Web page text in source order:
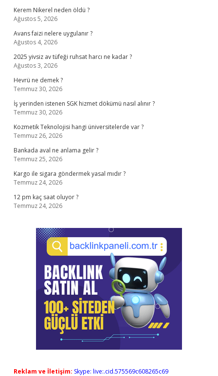
Kerem Nikerel neden öldü ?
Ağustos 5, 2026
Avans faizi nelere uygulanır ?
Ağustos 4, 2026
2025 yivsiz av tüfeği ruhsat harcı ne kadar ?
Ağustos 3, 2026
Hevrü ne demek ?
Temmuz 30, 2026
İş yerinden istenen SGK hizmet dökümü nasıl alınır ?
Temmuz 30, 2026
Kozmetik Teknolojisi hangi üniversitelerde var ?
Temmuz 26, 2026
Bankada aval ne anlama gelir ?
Temmuz 25, 2026
Kargo ile sigara göndermek yasal mıdır ?
Temmuz 24, 2026
12 pm kaç saat oluyor ?
Temmuz 24, 2026
Reklam ve İletişim: Skype: live:.cid.575569c608265c69